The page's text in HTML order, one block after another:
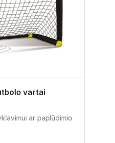
vartai
ar paplūdimio